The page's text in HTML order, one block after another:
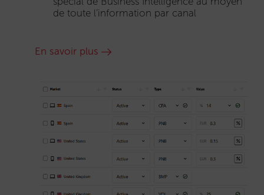
de toute l’information par canal
En savoir plus